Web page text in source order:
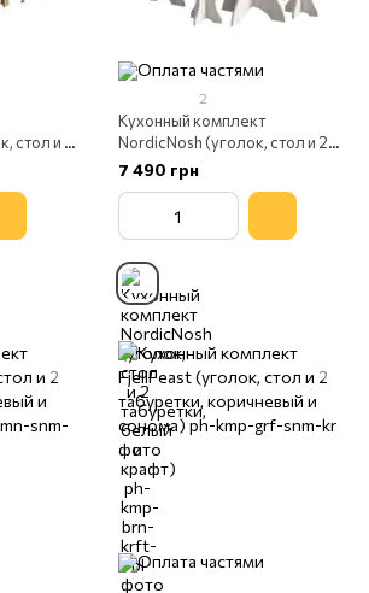
стол и 2
и
2
Кухонный комплект
NordicNosh (уголок, стол и 2
табуретки, белый и крафт)
7 490 грн